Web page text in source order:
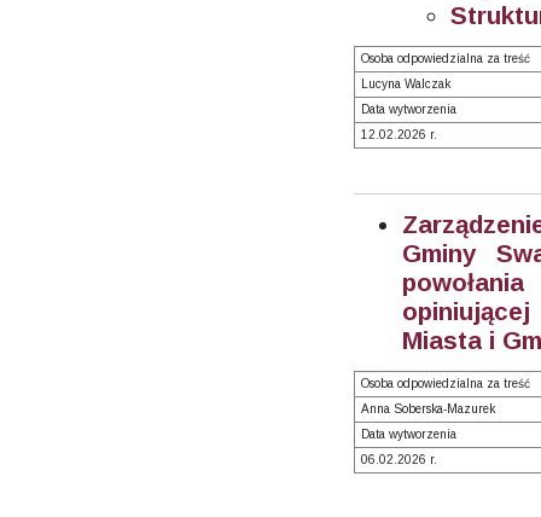
Osoba odpowiedzialna za treść
Lucyna Walczak
Data wytworzenia
12.02.2026 r.
Gminy
Miasta i
Osoba odpowiedzialna za treść
Anna Soberska-Mazurek
Data wytworzenia
06.02.2026 r.